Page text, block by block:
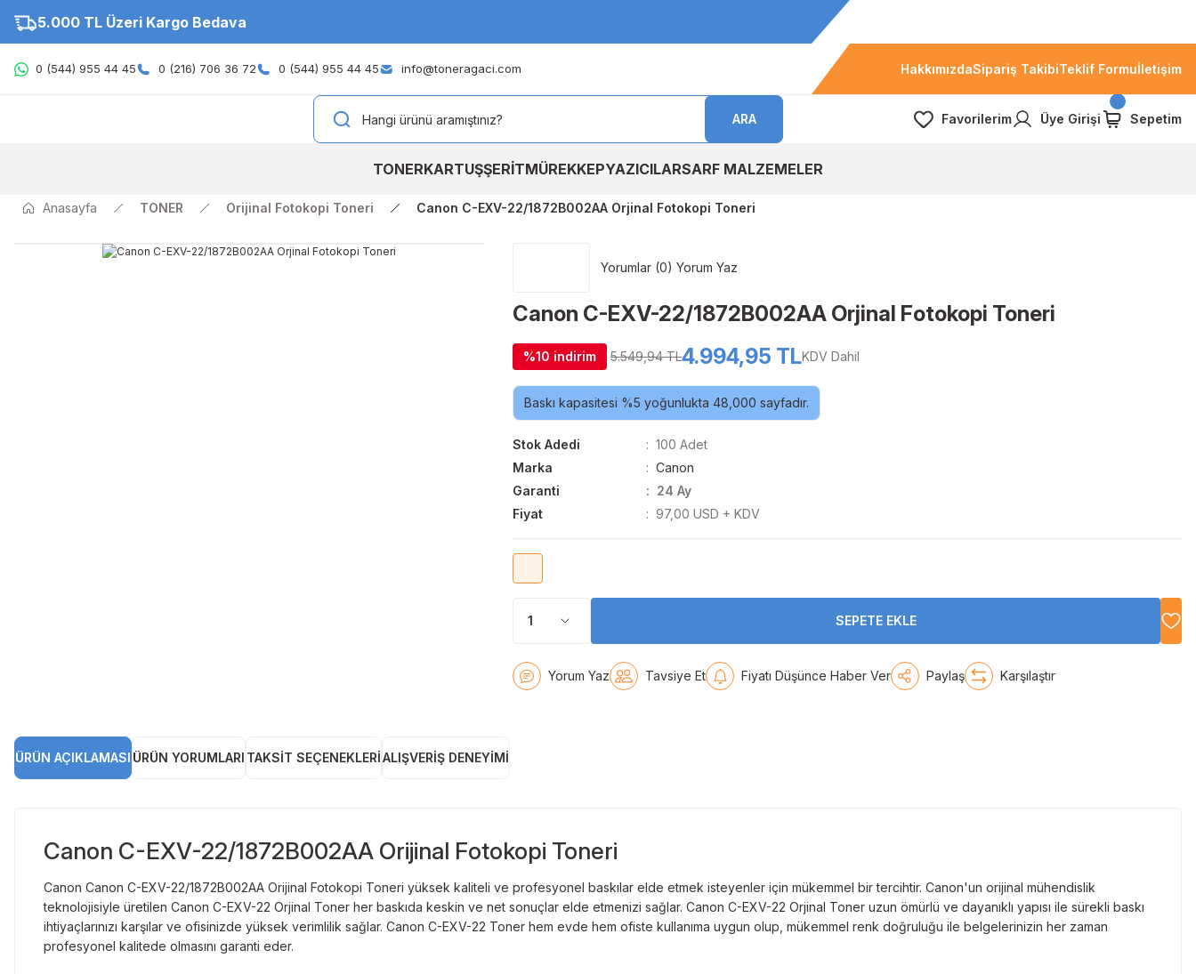
5.000 TL Üzeri Kargo Bedava
0 (544) 955 44 45 0 (216) 706 36 72 0 (544) 955 44 45 info@toneragaci.com HakkımızdaSipariş TakibiTeklif Formuİletişim
ARA Favorilerim Üye Girişi Sepetim
TONERKARTUŞŞERİTMÜREKKEPYAZICILARSARF MALZEMELER
Anasayfa TONER Orijinal Fotokopi Toneri Canon C-EXV-22/1872B002AA Orjinal Fotokopi Toneri
Yorumlar (0) Yorum Yaz
Canon C-EXV-22/1872B002AA Orjinal Fotokopi Toneri
%10 indirim 5.549,94 TL4.994,95 TLKDV Dahil
Baskı kapasitesi %5 yoğunlukta 48,000 sayfadır.
Stok Adedi
100 Adet
Marka
Canon
Garanti
24 Ay
Fiyat
97,00 USD + KDV
SEPETE EKLE
Yorum Yaz Tavsiye Et Fiyatı Düşünce Haber Ver Paylaş Karşılaştır
ÜRÜN AÇIKLAMASI ÜRÜN YORUMLARI TAKSIT SEÇENEKLERIALIŞVERIŞ DENEYIMI
Canon C-EXV-22/1872B002AA Orijinal Fotokopi Toneri
Canon Canon C-EXV-22/1872B002AA Orijinal Fotokopi Toneri yüksek kaliteli ve profesyonel baskılar elde etmek isteyenler için mükemmel bir tercihtir. Canon'un orijinal mühendislik
teknolojisiyle üretilen Canon C-EXV-22 Orjinal Toner her baskıda keskin ve net sonuçlar elde etmenizi sağlar. Canon C-EXV-22 Orjinal Toner uzun ömürlü ve dayanıklı yapısı ile sürekli baskı
ihtiyaçlarınızı karşılar ve ofisinizde yüksek verimlilik sağlar. Canon C-EXV-22 Toner hem evde hem ofiste kullanıma uygun olup, mükemmel renk doğruluğu ile belgelerinizin her zaman
profesyonel kalitede olmasını garanti eder.